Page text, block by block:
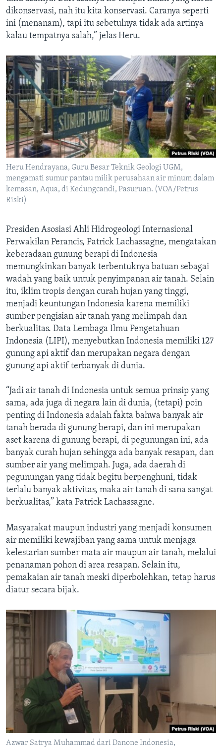
dikonservasi, nah itu kita konservasi. Caranya seperti
ini (menanam), tapi itu sebetulnya tidak ada artinya
kalau tempatnya salah,” jelas Heru.
Heru Hendrayana, Guru Besar Teknik Geologi UGM,
mengamati sumur pantau milik perusahaan air minum dalam
kemasan, Aqua, di Kedungcandi, Pasuruan. (VOA/Petrus
Riski)
Presiden Asosiasi Ahli Hidrogeologi Internasional
Perwakilan Perancis, Patrick Lachassagne, mengatakan
keberadaan gunung berapi di Indonesia
memungkinkan banyak terbentuknya batuan sebagai
wadah yang baik untuk penyimpanan air tanah. Selain
itu, iklim tropis dengan curah hujan yang tinggi,
menjadi keuntungan Indonesia karena memiliki
sumber pengisian air tanah yang melimpah dan
berkualitas. Data Lembaga Ilmu Pengetahuan
Indonesia (LIPI), menyebutkan Indonesia memiliki 127
gunung api aktif dan merupakan negara dengan
gunung api aktif terbanyak di dunia.
“Jadi air tanah di Indonesia untuk semua prinsip yang
sama, ada juga di negara lain di dunia, (tetapi) poin
penting di Indonesia adalah fakta bahwa banyak air
tanah berada di gunung berapi, dan ini merupakan
aset karena di gunung berapi, di pegunungan ini, ada
banyak curah hujan sehingga ada banyak resapan, dan
sumber air yang melimpah. Juga, ada daerah di
pegunungan yang tidak begitu berpenghuni, tidak
terlalu banyak aktivitas, maka air tanah di sana sangat
berkualitas,” kata Patrick Lachassagne.
Masyarakat maupun industri yang menjadi konsumen
air memiliki kewajiban yang sama untuk menjaga
kelestarian sumber mata air maupun air tanah, melalui
penanaman pohon di area resapan. Selain itu,
pemakaian air tanah meski diperbolehkan, tetap harus
diatur secara bijak.
Azwar Satrya Muhammad dari Danone Indonesia,